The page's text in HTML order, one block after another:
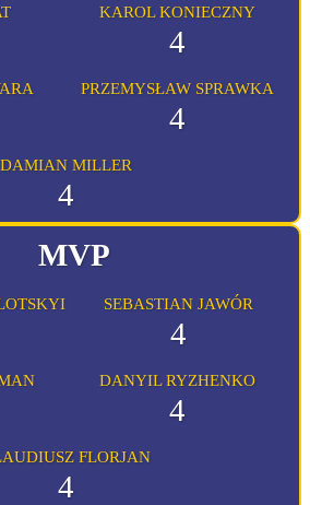
KAROL KONIECZNY
4
PRZEMYSŁAW SPRAWKA
4
DAMIAN MILLER
4
SEBASTIAN JAWÓR
4
DANYIL RYZHENKO
4
FLORJAN
4